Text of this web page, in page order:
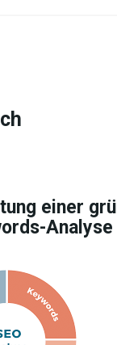
einer
Analyse